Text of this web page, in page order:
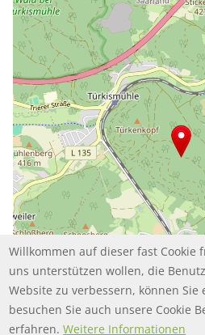
Willkommen auf dieser fast Cookie
uns unterstützen wollen, die
Website zu verbessern, können Sie
besuchen Sie auch unsere Cookie
erfahren. Weitere Informationen